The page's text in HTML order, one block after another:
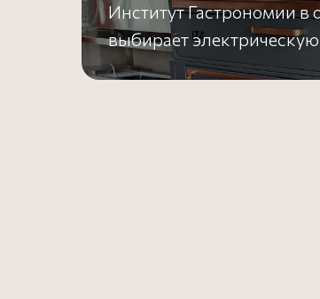
Институт Гастрономии в
выбирает